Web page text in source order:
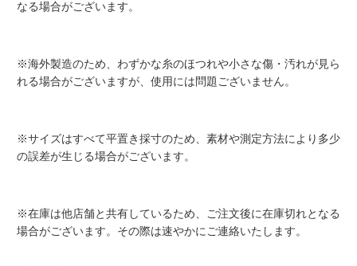
なる場合がございます。
※海外製造のため、わずかな糸のほつれや小さな傷・汚れが見ら
れる場合がございますが、使用には問題ございません。
※サイズはすべて平置き採寸のため、素材や測定方法により多少
の誤差が生じる場合がございます。
※在庫は他店舗と共有しているため、ご注文後に在庫切れとなる
場合がございます。その際は速やかにご連絡いたします。